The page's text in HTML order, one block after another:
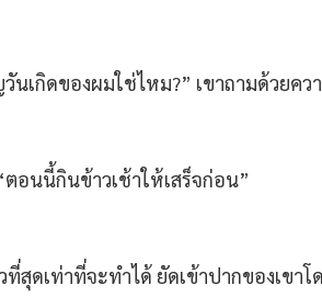
วันเกิดของผมใช่ไหม?” เขาถามด้วยค
อนนี้กินข้าวเช้าให้เสร็จก่อน”
ที่สุดเท่าที่จะทำได้ ยัดเข้าปากของเข